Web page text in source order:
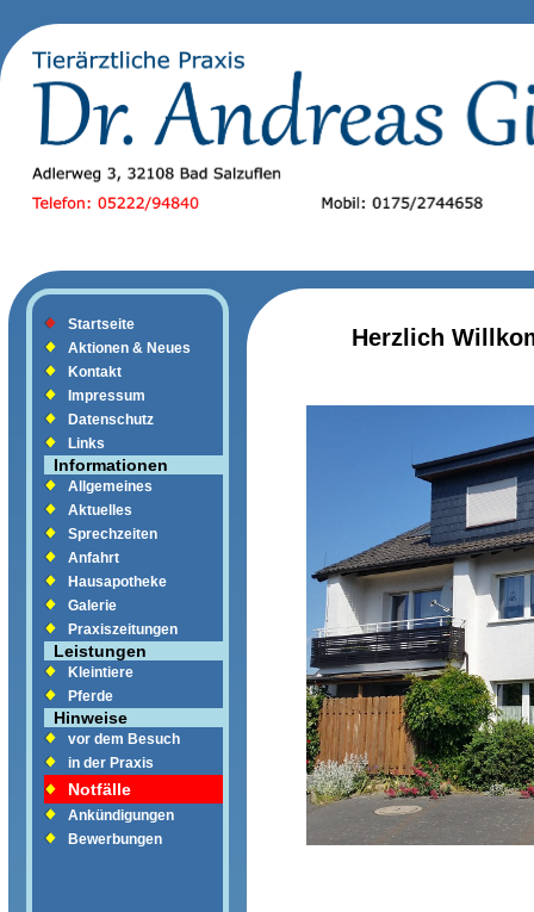
Startseite
Aktionen & Neues
Kontakt
Impressum
Datenschutz
Links
Informationen
Allgemeines
Aktuelles
Sprechzeiten
Anfahrt
Hausapotheke
Galerie
Praxiszeitungen
Leistungen
Kleintiere
Pferde
Hinweise
vor dem Besuch
in der Praxis
Notfälle
Ankündigungen
Bewerbungen
Herzlich